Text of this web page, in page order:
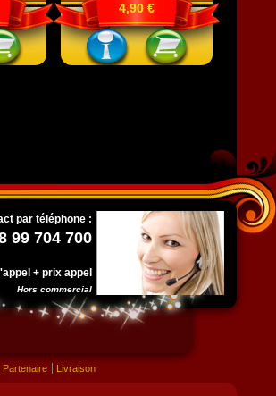
4,90 €
par téléphone :
99 704 700
+ prix appel
Hors commercial
Partenaire Livraison